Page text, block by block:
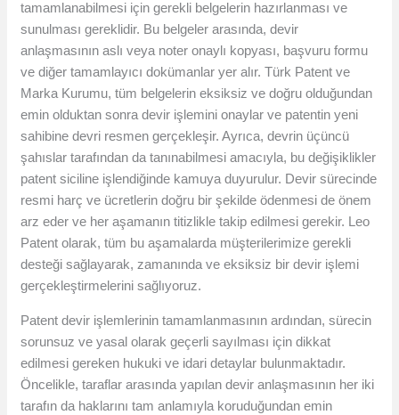
tamamlanabilmesi için gerekli belgelerin hazırlanması ve
sunulması gereklidir. Bu belgeler arasında, devir
anlaşmasının aslı veya noter onaylı kopyası, başvuru formu
ve diğer tamamlayıcı dokümanlar yer alır. Türk Patent ve
Marka Kurumu, tüm belgelerin eksiksiz ve doğru olduğundan
emin olduktan sonra devir işlemini onaylar ve patentin yeni
sahibine devri resmen gerçekleşir. Ayrıca, devrin üçüncü
şahıslar tarafından da tanınabilmesi amacıyla, bu değişiklikler
patent siciline işlendiğinde kamuya duyurulur. Devir sürecinde
resmi harç ve ücretlerin doğru bir şekilde ödenmesi de önem
arz eder ve her aşamanın titizlikle takip edilmesi gerekir. Leo
Patent olarak, tüm bu aşamalarda müşterilerimize gerekli
desteği sağlayarak, zamanında ve eksiksiz bir devir işlemi
gerçekleştirmelerini sağlıyoruz.
Patent devir işlemlerinin tamamlanmasının ardından, sürecin
sorunsuz ve yasal olarak geçerli sayılması için dikkat
edilmesi gereken hukuki ve idari detaylar bulunmaktadır.
Öncelikle, taraflar arasında yapılan devir anlaşmasının her iki
tarafın da haklarını tam anlamıyla koruduğundan emin